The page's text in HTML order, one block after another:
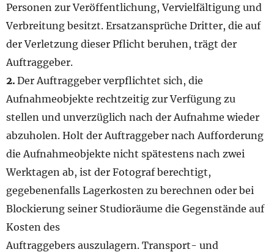
Personen zur Veröffentlichung, Vervielfältigung und
Verbreitung besitzt. Ersatzansprüche Dritter, die auf
der Verletzung dieser Pflicht beruhen, trägt der
Auftraggeber.
2. Der Auftraggeber verpflichtet sich, die
Aufnahmeobjekte rechtzeitig zur Verfügung zu
stellen und unverzüglich nach der Aufnahme wieder
abzuholen. Holt der Auftraggeber nach Aufforderung
die Aufnahmeobjekte nicht spätestens nach zwei
Werktagen ab, ist der Fotograf berechtigt,
gegebenenfalls Lagerkosten zu berechnen oder bei
Blockierung seiner Studioräume die Gegenstände auf
Kosten des
Auftraggebers auszulagern. Transport- und